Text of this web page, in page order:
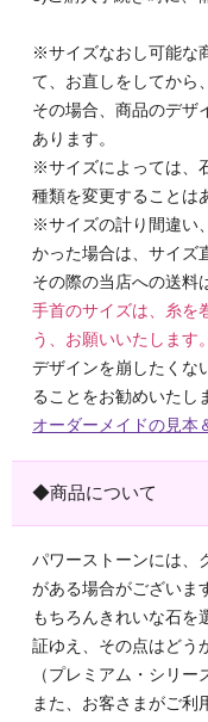
※サイズなおし可能な
て、お直しをしてから
その場合、商品のデザ
あります。
※サイズによっては、
種類を変更することは
※サイズの計り間違い
かった場合は、サイズ
その際の当店への送料
手首のサイズは、糸を
う、お願いいたします。
デザインを崩したくな
ることをお勧めいたし
オーダーメイドの見本
◆商品について
パワーストーンには、
がある場合がございま
もちろんきれいな石を
証ゆえ、その点はどう
（プレミアム・シリー
また、お客さまがご利